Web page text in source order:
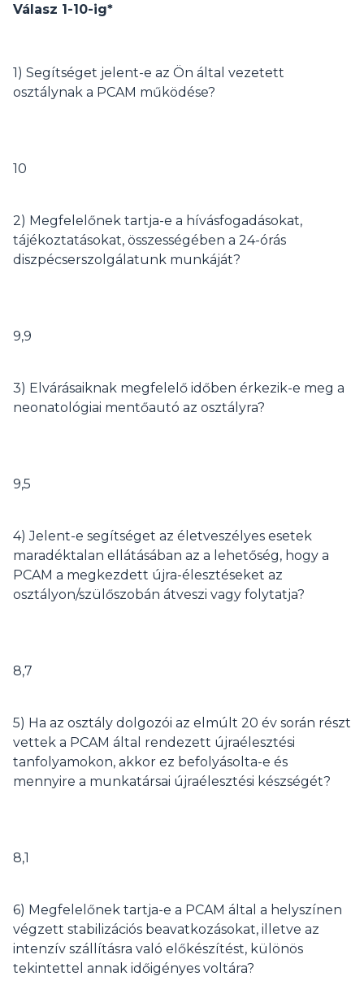
Válasz 1-10-ig*
1) Segítséget jelent-e az Ön által vezetett
osztálynak a PCAM működése?
10
2) Megfelelőnek tartja-e a hívásfogadásokat,
tájékoztatásokat, összességében a 24-órás
diszpécserszolgálatunk munkáját?
9,9
3) Elvárásaiknak megfelelő időben érkezik-e meg a
neonatológiai mentőautó az osztályra?
9,5
4) Jelent-e segítséget az életveszélyes esetek
maradéktalan ellátásában az a lehetőség, hogy a
PCAM a megkezdett újra-élesztéseket az
osztályon/szülőszobán átveszi vagy folytatja?
8,7
5) Ha az osztály dolgozói az elmúlt 20 év során részt
vettek a PCAM által rendezett újraélesztési
tanfolyamokon, akkor ez befolyásolta-e és
mennyire a munkatársai újraélesztési készségét?
8,1
6) Megfelelőnek tartja-e a PCAM által a helyszínen
végzett stabilizációs beavatkozásokat, illetve az
intenzív szállításra való előkészítést, különös
tekintettel annak időigényes voltára?